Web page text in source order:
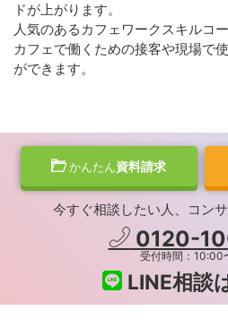
ドが上がります。
人気のあるカフェワークスキルコ
カフェで働くための接客や現場で
ができます。
かんたん資料請求
今すぐ相談したい人、コン
0120-
受付時間：10:00
LINE相談